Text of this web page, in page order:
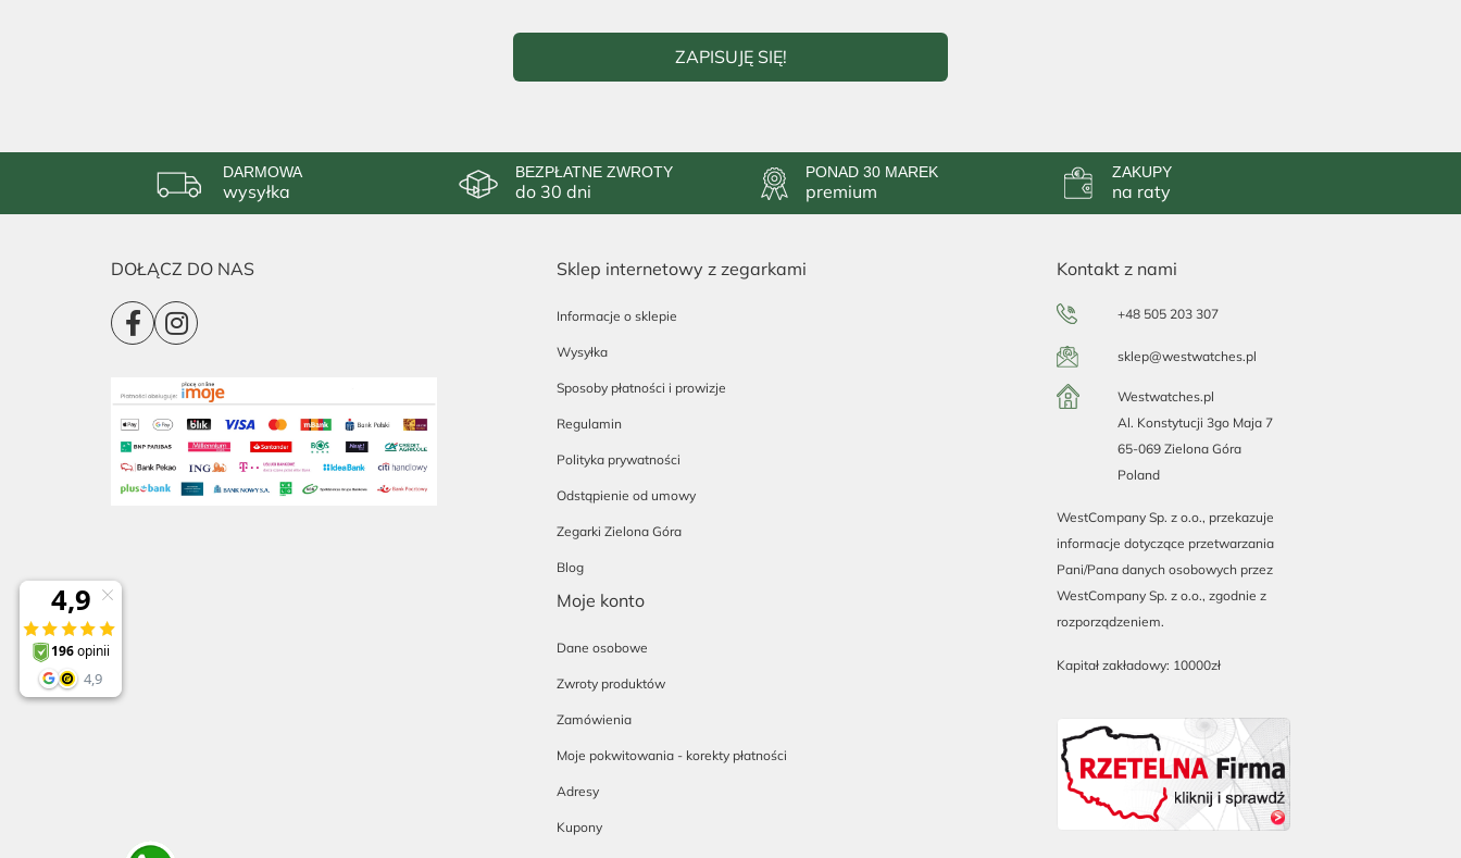
ZAPISUJĘ SIĘ!
DARMOWA
wysyłka
BEZPŁATNE ZWROTY
do 30 dni
PONAD 30 MAREK
premium
ZAKUPY
na raty
DOŁĄCZ DO NAS Sklep internetowy z zegarkami
Informacje o sklepie
Wysyłka
Sposoby płatności i prowizje
Regulamin
Polityka prywatności
Odstąpienie od umowy
Zegarki Zielona Góra
Blog
Kontakt z nami
+48 505 203 307
sklep@westwatches.pl
Westwatches.pl
Al. Konstytucji 3go Maja 7
65-069 Zielona Góra
Poland
WestCompany Sp. z o.o., przekazuje
informacje dotyczące przetwarzania
Pani/Pana danych osobowych przez
WestCompany Sp. z o.o., zgodnie z
rozporządzeniem.
Kapitał zakładowy: 10000zł
Moje konto
Dane osobowe
Zwroty produktów
Zamówienia
Moje pokwitowania - korekty płatności
Adresy
Kupony